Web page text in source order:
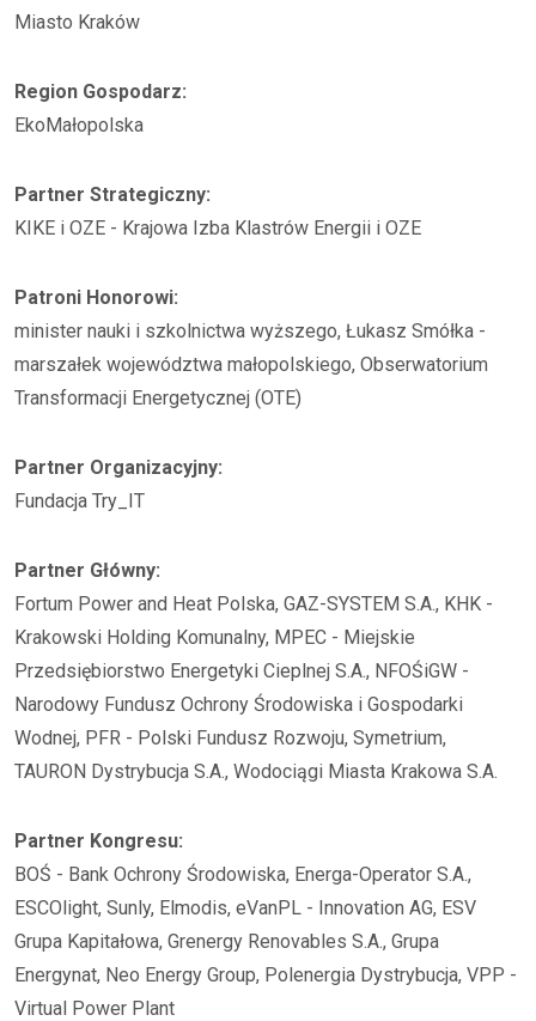
Miasto Kraków
Region Gospodarz:
EkoMałopolska
Partner Strategiczny:
KIKE i OZE - Krajowa Izba Klastrów Energii i OZE
Patroni Honorowi:
minister nauki i szkolnictwa wyższego, Łukasz Smółka -
marszałek województwa małopolskiego, Obserwatorium
Transformacji Energetycznej (OTE)
Partner Organizacyjny:
Fundacja Try_IT
Partner Główny:
Fortum Power and Heat Polska, GAZ-SYSTEM S.A., KHK -
Krakowski Holding Komunalny, MPEC - Miejskie
Przedsiębiorstwo Energetyki Cieplnej S.A., NFOŚiGW -
Narodowy Fundusz Ochrony Środowiska i Gospodarki
Wodnej, PFR - Polski Fundusz Rozwoju, Symetrium,
TAURON Dystrybucja S.A., Wodociągi Miasta Krakowa S.A.
Partner Kongresu:
BOŚ - Bank Ochrony Środowiska, Energa-Operator S.A.,
ESCOlight, Sunly, Elmodis, eVanPL - Innovation AG, ESV
Grupa Kapitałowa, Grenergy Renovables S.A., Grupa
Energynat, Neo Energy Group, Polenergia Dystrybucja, VPP -
Virtual Power Plant